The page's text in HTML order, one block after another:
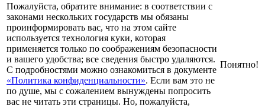
Пожалуйста, обратите внимание: в соответствии с
законами нескольких государств мы обязаны
проинформировать вас, что на этом сайте
используется технология куки, которая
применяется только по соображениям безопасности
и вашего удобства; все сведения быстро удаляются.
С подробностями можно ознакомиться в документе
«Политика конфиденциальности». Если вам это не
по душе, мы с сожалением вынуждены попросить
вас не читать эти страницы. Но, пожалуйста,
Понятно!